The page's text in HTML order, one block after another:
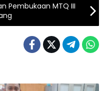
Pembukaan MTQ III